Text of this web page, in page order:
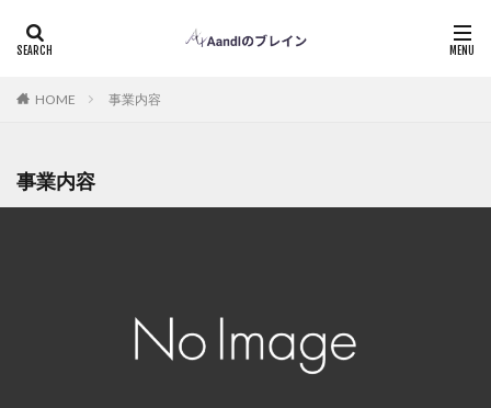
HOME 事業内容
事業内容